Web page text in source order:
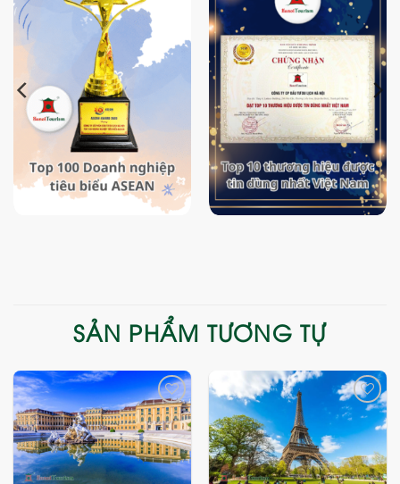
SẢN PHẨM TƯƠNG TỰ
Add
to
wishlist
Add
to
wishlist